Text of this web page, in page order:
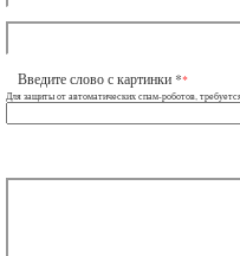
Введите слово с картинки **
Для защиты от автоматических спам-роботов,